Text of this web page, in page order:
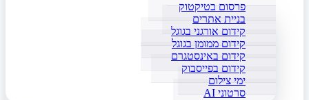
פרסום בטיקטוק
בניית אתרים
קידום אורגני בגוגל
קידום ממומן בגוגל
קידום באינסטגרם
קידום בפייסבוק
ימי צילום
סרטוני AI